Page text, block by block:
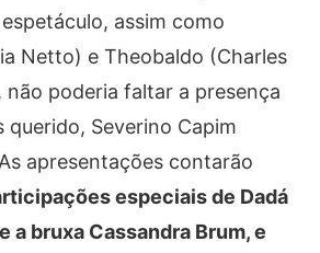
assim como
Netto) e Theobaldo (Charles
não poderia faltar a presença
Severino Capim
apresentações contarão
especiais de Dadá
a bruxa Cassandra Brum, e